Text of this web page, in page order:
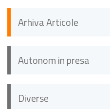
Arhiva Articole
Autonom in presa
Diverse